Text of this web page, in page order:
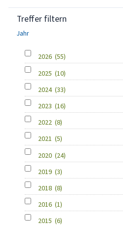
Treffer filtern
Jahr
2026 (55)
2025 (10)
2024 (33)
2023 (16)
2022 (8)
2021 (5)
2020 (24)
2019 (3)
2018 (8)
2016 (1)
2015 (6)